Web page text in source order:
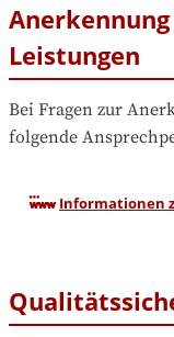
Leistungen
Bei Fragen zur
folgende
Informationen